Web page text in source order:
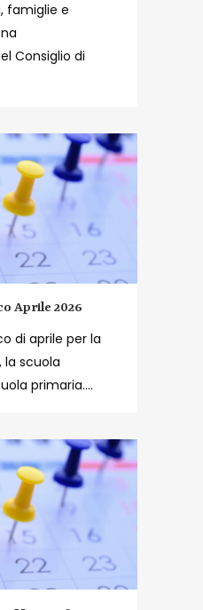
famiglie e
Consiglio di
Aprile 2026
di aprile per la
la scuola
primaria....